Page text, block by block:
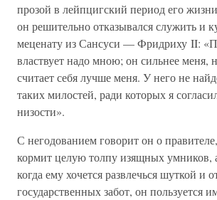
прозой в лейпцигский период его
он решительно отказывался служить и
меценату из Сансуси — Фридриху II:
властвует надо мною; он сильнее меня,
считает себя лучше меня. У него не
таких милостей, ради которых я
низости».
С негодованием говорит он о
кормит целую толпу изящных умников,
когда ему хочется развлечься шуткой и
государственных забот, он пользуется